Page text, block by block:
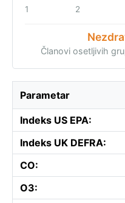
1 2
Članovi osetljivih
Parametar
Indeks US EPA:
Indeks UK DEFRA:
CO:
O3: